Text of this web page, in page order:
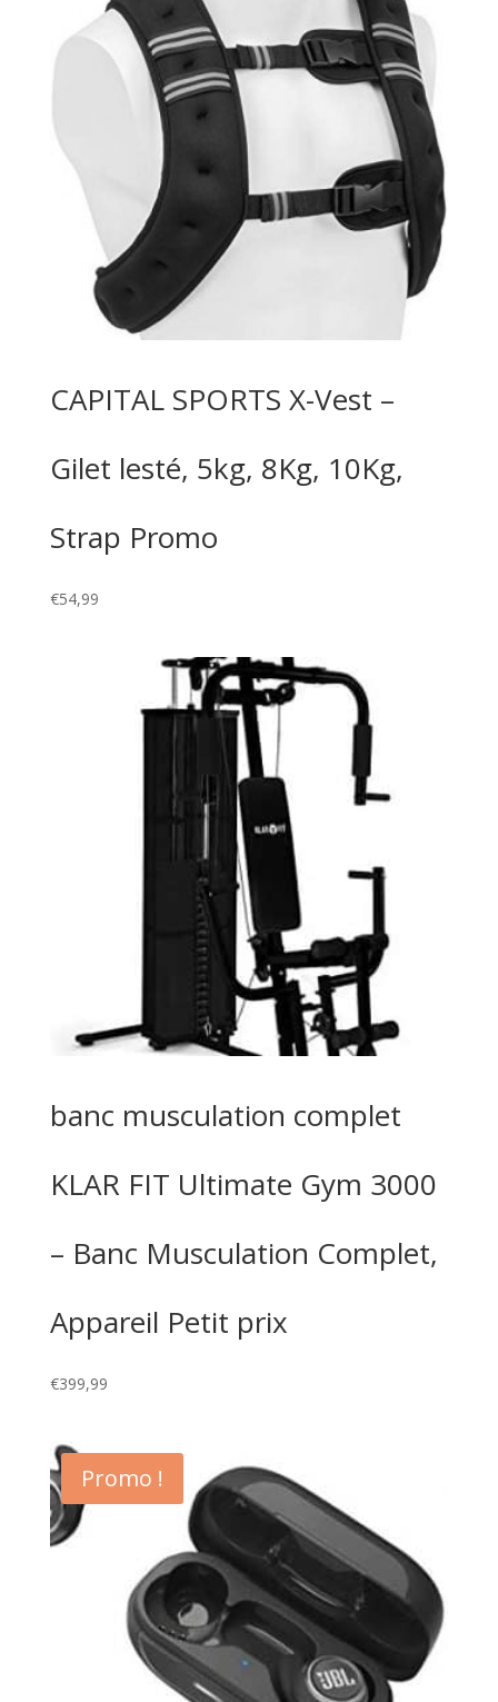
CAPITAL SPORTS X-Vest –
Gilet lesté, 5kg, 8Kg, 10Kg,
Strap Promo
€54,99
banc musculation complet
KLAR FIT Ultimate Gym 3000
– Banc Musculation Complet,
Appareil Petit prix
€399,99
Promo !